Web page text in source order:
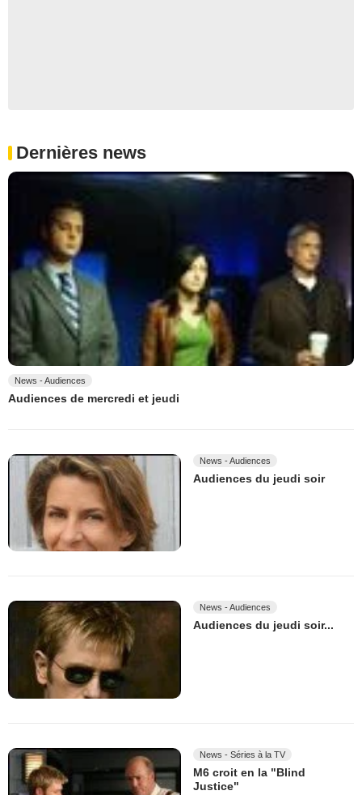
Dernières news
News - Audiences
Audiences de mercredi et jeudi
News - Audiences
Audiences du jeudi soir
News - Audiences
Audiences du jeudi soir...
News - Séries à la TV
M6 croit en la "Blind
Justice"